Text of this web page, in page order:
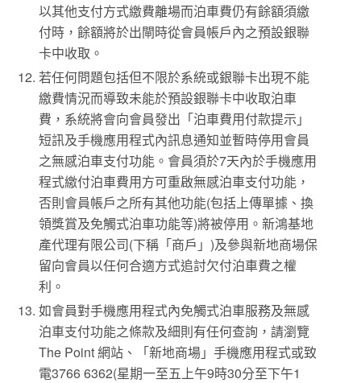
以其他支付方式繳費離場而泊車費仍有餘額須繳
付時，餘額將於出閘時從會員帳戶內之預設銀聯
卡中收取。
若任何問題包括但不限於系統或銀聯卡出現不能
繳費情況而導致未能於預設銀聯卡中收取泊車
費，系統將會向會員發出「泊車費用付款提示」
短訊及手機應用程式內訊息通知並暫時停用會員
之無感泊車支付功能。會員須於7天內於手機應用
程式繳付泊車費用方可重啟無感泊車支付功能，
否則會員帳戶之所有其他功能(包括上傳單據、換
領獎賞及免觸式泊車功能等)將被停用。新鴻基地
產代理有限公司(下稱「商戶」)及參與新地商場保
留向會員以任何合適方式追討欠付泊車費之權
利。
如會員對手機應用程式內免觸式泊車服務及無感
泊車支付功能之條款及細則有任何查詢，請瀏覽
The Point 網站、「新地商場」手機應用程式或致
電3766 6362(星期一至五上午9時30分至下午1